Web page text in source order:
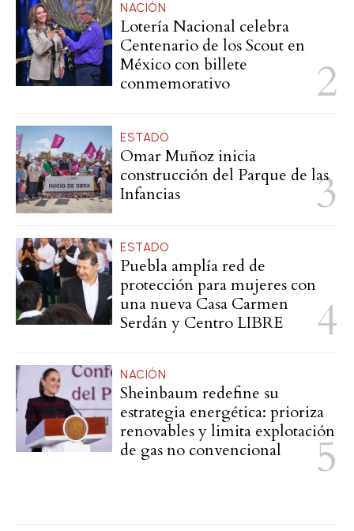
NACIÓN
Lotería Nacional celebra
Centenario de los Scout en
México con billete
conmemorativo
ESTADO
Omar Muñoz inicia
construcción del Parque de las
Infancias
ESTADO
Puebla amplía red de
protección para mujeres con
una nueva Casa Carmen
Serdán y Centro LIBRE
NACIÓN
Sheinbaum redefine su
estrategia energética: prioriza
renovables y limita explotación
de gas no convencional